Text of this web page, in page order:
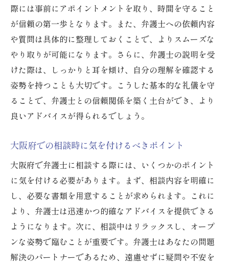
際には事前にアポイントメントを取り、時間を守ること
が信頼の第一歩となります。また、弁護士への依頼内容
や質問は具体的に整理しておくことで、よりスムーズな
やり取りが可能になります。さらに、弁護士の説明を受
けた際は、しっかりと耳を傾け、自分の理解を確認する
姿勢を持つことも大切です。こうした基本的な礼儀を守
ることで、弁護士との信頼関係を築く土台ができ、より
良いアドバイスが得られるでしょう。
大阪府での相談時に気を付けるべきポイント
大阪府で弁護士に相談する際には、いくつかのポイント
に気を付ける必要があります。まず、相談内容を明確に
し、必要な書類を用意することが求められます。これに
より、弁護士は迅速かつ的確なアドバイスを提供できる
ようになります。次に、相談中はリラックスし、オープ
ンな姿勢で臨むことが重要です。弁護士はあなたの問題
解決のパートナーであるため、遠慮せずに疑問や不安を